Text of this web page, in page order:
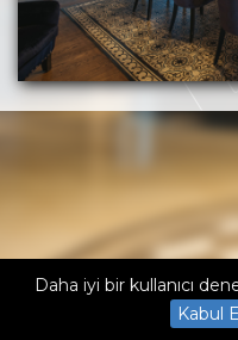
Daha iyi bir kullanıcı
Kabul